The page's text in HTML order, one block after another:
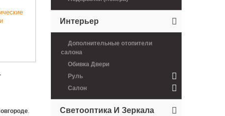
руб.
(глянец бежевый)
1500 руб.
.
Интерьер
Дополнительные отопители
салона
Обивка Двери
Руль
Салон
Светооптика И Зеркала